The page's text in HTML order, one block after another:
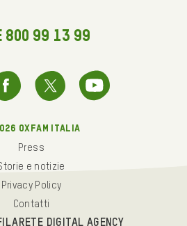
800 99 13 99
oxfam italia
Press
e notizie
Privacy Policy
Contatti
DIGITAL AGENCY